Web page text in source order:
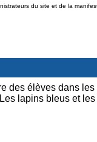
du site et de la
des élèves dans
lapins bleus et